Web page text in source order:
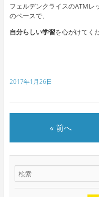
フェルデンクライスのATMレ
のペースで、
自分らしい学習を心がけてく
2017年1月26日
« 前へ